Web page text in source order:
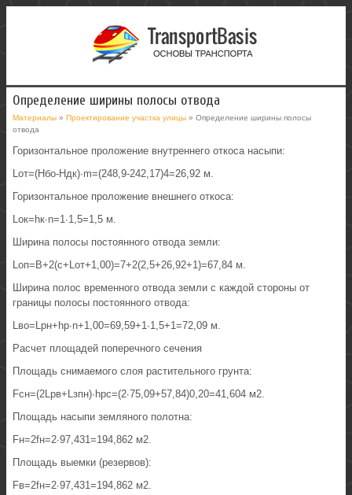
Определение ширины полосы отвода
Материалы » Проектирование участка улицы » Определение ширины полосы
отвода
Горизонтальное проложение внутреннего откоса насыпи:
Lот=(Нбо-Ндк)∙m=(248,9-242,17)4=26,92 м.
Горизонтальное проложение внешнего откоса:
Lок=hк∙n=1∙1,5=1,5 м.
Ширина полосы постоянного отвода земли:
Lоп=В+2(с+Lот+1,00)=7+2(2,5+26,92+1)=67,84 м.
Ширина полос временного отвода земли с каждой стороны от
границы полосы постоянного отвода:
Lво=Lрн+hр∙n+1,00=69,59+1∙1,5+1=72,09 м.
Расчет площадей поперечного сечения
Площадь снимаемого слоя растительного грунта:
Fсн=(2Lрв+Lзпн)∙hрс=(2∙75,09+57,84)0,20=41,604 м2.
Площадь насыпи земляного полотна:
Fн=2fн=2∙97,431=194,862 м2.
Площадь выемки (резервов):
Fв=2fн=2∙97,431=194,862 м2.